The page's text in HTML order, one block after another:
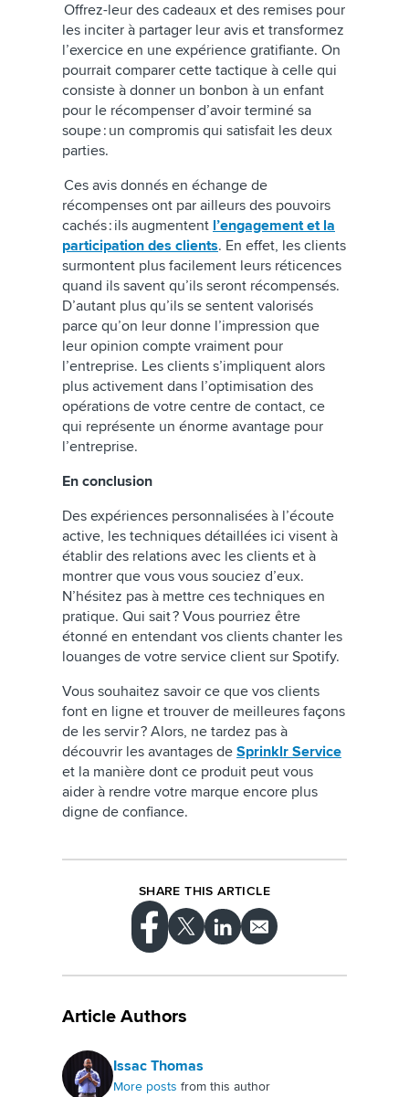
Offrez-leur des cadeaux et des remises pour
les inciter à partager leur avis et transformez
l’exercice en une expérience gratifiante. On
pourrait comparer cette tactique à celle qui
consiste à donner un bonbon à un enfant
pour le récompenser d’avoir terminé sa
soupe : un compromis qui satisfait les deux
parties.
Ces avis donnés en échange de
récompenses ont par ailleurs des pouvoirs
cachés : ils augmentent l’engagement et la
participation des clients. En effet, les clients
surmontent plus facilement leurs réticences
quand ils savent qu’ils seront récompensés.
D’autant plus qu’ils se sentent valorisés
parce qu’on leur donne l’impression que
leur opinion compte vraiment pour
l’entreprise. Les clients s’impliquent alors
plus activement dans l’optimisation des
opérations de votre centre de contact, ce
qui représente un énorme avantage pour
l’entreprise.
En conclusion
Des expériences personnalisées à l’écoute
active, les techniques détaillées ici visent à
établir des relations avec les clients et à
montrer que vous vous souciez d’eux.
N’hésitez pas à mettre ces techniques en
pratique. Qui sait ? Vous pourriez être
étonné en entendant vos clients chanter les
louanges de votre service client sur Spotify.
Vous souhaitez savoir ce que vos clients
font en ligne et trouver de meilleures façons
de les servir ? Alors, ne tardez pas à
découvrir les avantages de Sprinklr Service
et la manière dont ce produit peut vous
aider à rendre votre marque encore plus
digne de confiance.
SHARE THIS ARTICLE
Article Authors
Issac Thomas
More posts from this author